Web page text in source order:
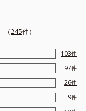
（245件）
103件
97件
26件
9件